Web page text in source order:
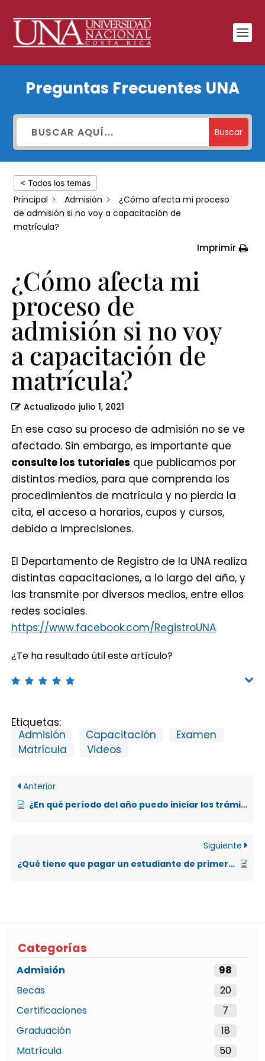
afecta
mi
proceso
de
admisión
no
voy
capacitación
de
matrícula?
Preguntas Frecuentes UNA
Buscar
Categorías
Admisión
98
Becas
20
Certificaciones
7
Graduación
18
Matrícula
50
< Todos los temas
Principal Admisión
¿Cómo afecta mi proceso
de admisión si no voy a capacitación de
matrícula?
Imprimir
¿Cómo afecta mi
proceso de
admisión si no voy
a capacitación de
matrícula?
Actualizado julio 1, 2021
En ese caso su proceso de admisión no se ve
afectado. Sin embargo, es importante que
consulte los tutoriales que publicamos por
distintos medios, para que comprenda los
procedimientos de matrícula y no pierda la
cita, el acceso a horarios, cupos y cursos,
debido a imprecisiones.
El Departamento de Registro de la UNA realiza
distintas capacitaciones, a lo largo del año, y
las transmite por diversos medios, entre ellos
redes sociales.
https://www.facebook.com/RegistroUNA
¿Te ha resultado útil este artículo?
Etiquetas:
Admisión
Capacitación
Examen
Matrícula
Videos
Anterior
¿En qué período del año puedo iniciar los trámites para el examen de admisión, para ingresar al siguiente año lectivo?
Siguiente
¿Qué tiene que pagar un estudiante de primer ingreso el día de la matrícula?